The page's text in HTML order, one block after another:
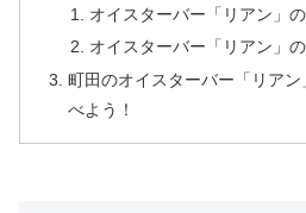
オイスターバー「リアン」
オイスターバー「リアン」
町田のオイスターバー「リア
べよう！